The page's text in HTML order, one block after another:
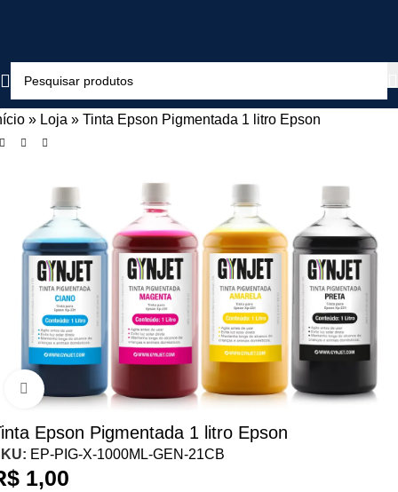
» Loja » Tinta Epson Pigmentada 1 litro Epson
Clique para ampliar
Epson Pigmentada 1 litro Epson
EP-PIG-X-1000ML-GEN-21CB
1,00